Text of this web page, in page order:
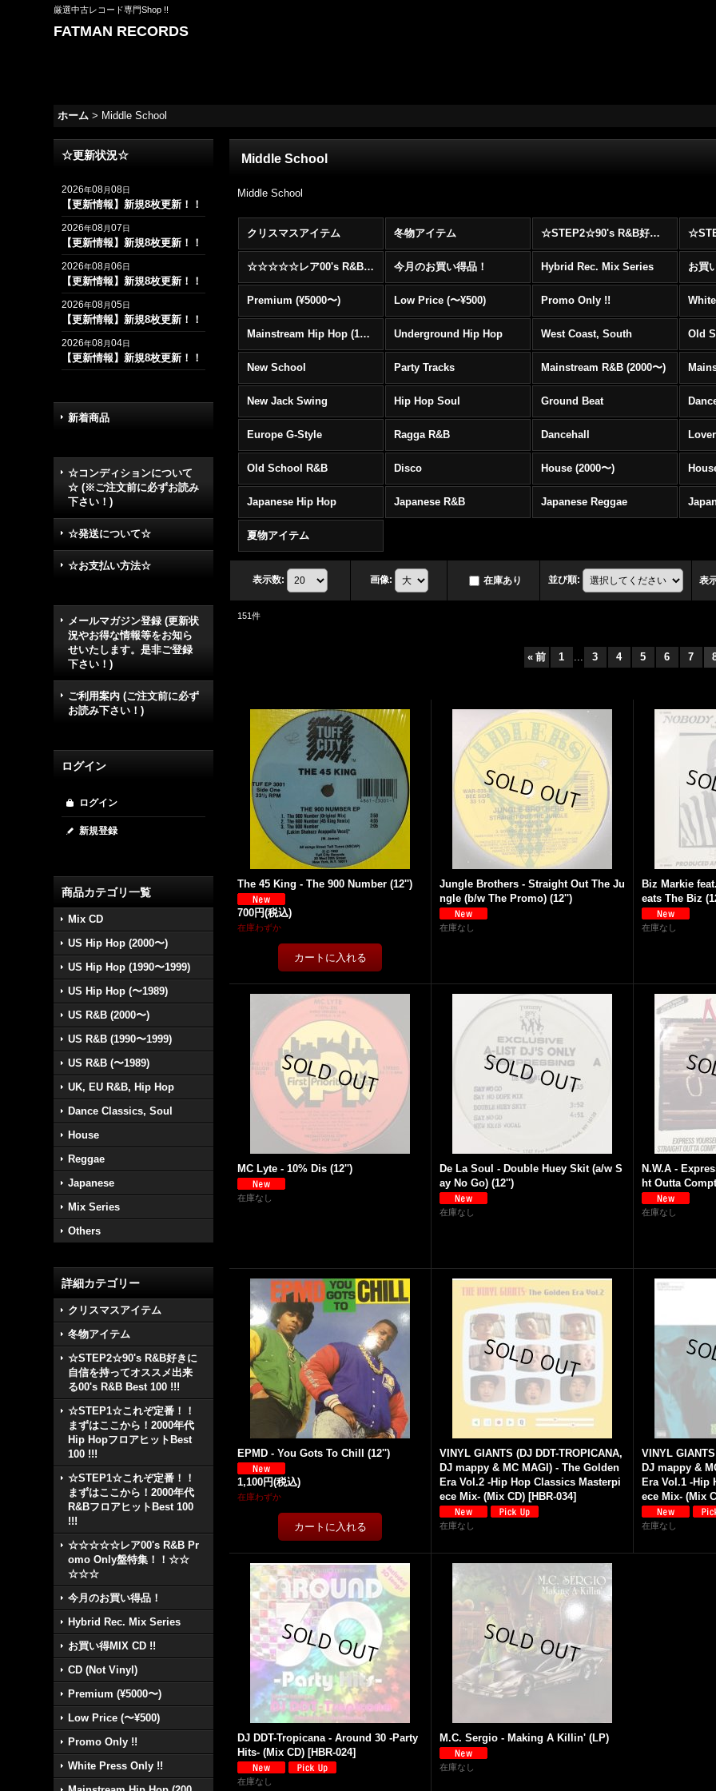
厳選中古レコード専門Shop !!
FATMAN RECORDS
ホーム > Middle School
☆更新状況☆
2026年08月08日
【更新情報】新規8枚更新！！
2026年08月07日
【更新情報】新規8枚更新！！
2026年08月06日
【更新情報】新規8枚更新！！
2026年08月05日
【更新情報】新規8枚更新！！
2026年08月04日
【更新情報】新規8枚更新！！
新着商品
☆コンディションについて
☆ (※ご注文前に必ずお読み
下さい！)
☆発送について☆
☆お支払い方法☆
メールマガジン登録 (更新状
況やお得な情報等をお知ら
せいたします。是非ご登録
下さい！)
ご利用案内 (ご注文前に必ず
お読み下さい！)
ログイン
ログイン
新規登録
商品カテゴリ一覧
Mix CD
US Hip Hop (2000〜)
US Hip Hop (1990〜1999)
US Hip Hop (〜1989)
US R&B (2000〜)
US R&B (1990〜1999)
US R&B (〜1989)
UK, EU R&B, Hip Hop
Dance Classics, Soul
House
Reggae
Japanese
Mix Series
Others
詳細カテゴリー
クリスマスアイテム
冬物アイテム
☆STEP2☆90's R&B好きに
自信を持ってオススメ出来
る00's R&B Best 100 !!!
☆STEP1☆これぞ定番！！
まずはここから！2000年代
Hip HopフロアヒットBest
100 !!!
☆STEP1☆これぞ定番！！
まずはここから！2000年代
R&BフロアヒットBest 100
!!!
☆☆☆☆☆レア00's R&B Pr
omo Only盤特集！！☆☆
☆☆☆
今月のお買い得品！
Hybrid Rec. Mix Series
お買い得MIX CD !!
CD (Not Vinyl)
Premium (¥5000〜)
Low Price (〜¥500)
Promo Only !!
White Press Only !!
Middle School
Middle School
クリスマスアイテム 冬物アイテム ☆STEP2☆90's R&B好きに自信を持ってオススメ出来る00's R&B Best 100 !!!
☆☆☆☆☆レア00's R&B Promo Only盤特集！！☆☆☆☆☆ 今月のお買い得品！ Hybrid Rec. Mix Series お買
Premium (¥5000〜) Low Price (〜¥500) Promo Only !!
Mainstream Hip Hop (1990〜1999) Underground Hip Hop West Coast, South Old
New School Party Tracks Mainstream R&B (2000〜)
New Jack Swing Hip Hop Soul Ground Beat
Europe G-Style Ragga R&B Dancehall
Old School R&B Disco House (2000〜)
Japanese Hip Hop Japanese R&B Japanese Reggae
夏物アイテム
表示数: 画像: 在庫あり 並び順: 表
151件
« 前 1 ... 3 4 5 6 7
The 45 King - The 900 Number (12'')
700円(税込)
在庫わずか
Jungle Brothers - Straight Out The Ju
ngle (b/w The Promo) (12'')
在庫なし
Biz Markie
eats The Biz
在庫なし
MC Lyte - 10% Dis (12'')
在庫なし
De La Soul - Double Huey Skit (a/w S
ay No Go) (12'')
在庫なし
N.W.A -
ht Outta
在庫なし
EPMD - You Gots To Chill (12'')
1,100円(税込)
在庫わずか
VINYL GIANTS (DJ DDT-TROPICANA,
DJ mappy & MC MAGI) - The Golden
Era Vol.2 -Hip Hop Classics Masterpi
ece Mix- (Mix CD) [HBR-034]
在庫なし
VINYL
DJ mappy &
Era Vol.1 -Hip
ece Mix- (Mix
在庫なし
DJ DDT-Tropicana - Around 30 -Party
Hits- (Mix CD) [HBR-024]
在庫なし
M.C. Sergio - Making A Killin' (LP)
在庫なし